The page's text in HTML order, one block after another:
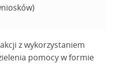
z wykorzystaniem
pomocy w formie